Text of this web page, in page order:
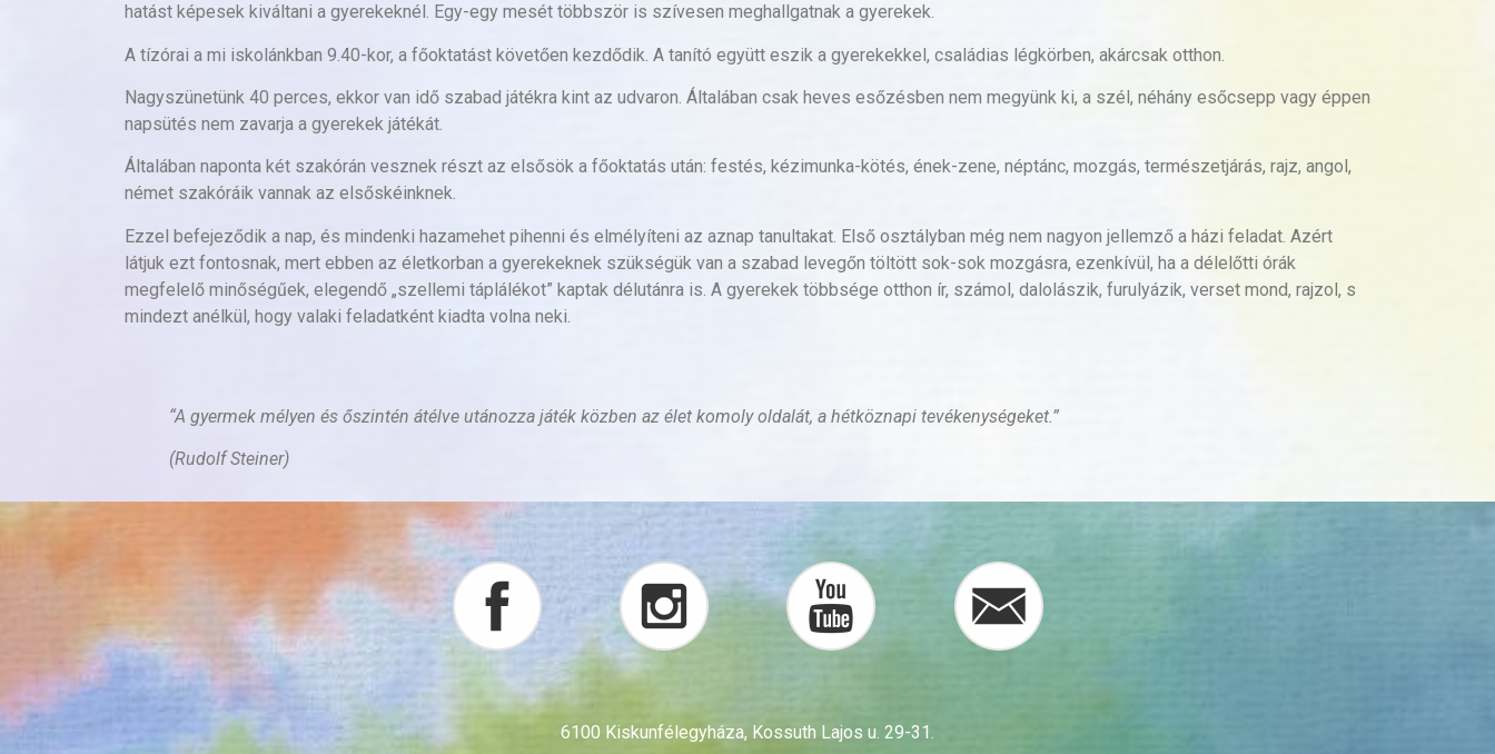
hatást képesek kiváltani a gyerekeknél. Egy-egy mesét többször is szívesen meghallgatnak a gyerekek.
A tízórai a mi iskolánkban 9.40-kor, a főoktatást követően kezdődik. A tanító együtt eszik a gyerekekkel, családias légkörben, akárcsak otthon.
Nagyszünetünk 40 perces, ekkor van idő szabad játékra kint az udvaron. Általában csak heves esőzésben nem megyünk ki, a szél, néhány esőcsepp vagy éppen
napsütés nem zavarja a gyerekek játékát.
Általában naponta két szakórán vesznek részt az elsősök a főoktatás után: festés, kézimunka-kötés, ének-zene, néptánc, mozgás, természetjárás, rajz, angol,
német szakóráik vannak az elsőskéinknek.
Ezzel befejeződik a nap, és mindenki hazamehet pihenni és elmélyíteni az aznap tanultakat. Első osztályban még nem nagyon jellemző a házi feladat. Azért
látjuk ezt fontosnak, mert ebben az életkorban a gyerekeknek szükségük van a szabad levegőn töltött sok-sok mozgásra, ezenkívül, ha a délelőtti órák
megfelelő minőségűek, elegendő „szellemi táplálékot” kaptak délutánra is. A gyerekek többsége otthon ír, számol, dalolászik, furulyázik, verset mond, rajzol, s
mindezt anélkül, hogy valaki feladatként kiadta volna neki.
“A gyermek mélyen és őszintén átélve utánozza játék közben az élet komoly oldalát, a hétköznapi tevékenységeket.”
(Rudolf Steiner)
6100 Kiskunfélegyháza, Kossuth Lajos u. 29-31.